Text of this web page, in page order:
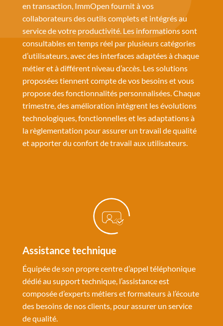
en transaction, ImmOpen fournit à vos
collaborateurs des outils complets et intégrés au
service de votre productivité. Les informations sont
consultables en temps réel par plusieurs catégories
d’utilisateurs, avec des interfaces adaptées à chaque
métier et à différent niveau d’accès. Les solutions
proposées tiennent compte de vos besoins et vous
propose des fonctionnalités personnalisées. Chaque
trimestre, des amélioration intègrent les évolutions
technologiques, fonctionnelles et les adaptations à
la règlementation pour assurer un travail de qualité
et apporter du confort de travail aux utilisateurs.
Assistance technique
Équipée de son propre centre d’appel téléphonique
dédié au support technique, l’assistance est
composée d’experts métiers et formateurs à l’écoute
des besoins de nos clients, pour assurer un service
de qualité.